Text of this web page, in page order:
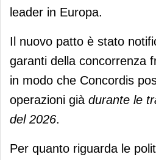
leader in Europa.
Il nuovo patto è stato
garanti della concorrenza
in modo che Concordis
operazioni già durante le
del 2026.
Per quanto riguarda le